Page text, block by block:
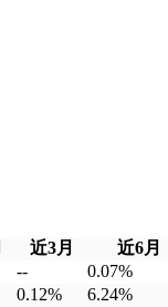
近3月
近6月
--
0.07%
0.12%
6.24%